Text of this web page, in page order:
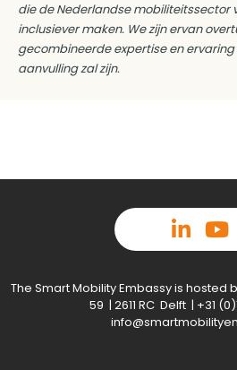
die de Nederlandse mobiliteitssector
inclusiever maken. We zijn ervan
gecombineerde expertise en
aanvulling zal zijn.
The Smart Mobility Embassy is hosted
59 | 2611 RC Delft | +31